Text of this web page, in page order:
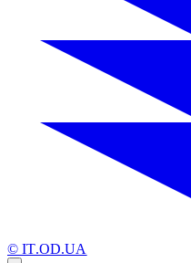
© IT.OD.UA